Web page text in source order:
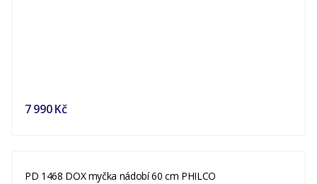
7 990 Kč
PD 1468 DOX myčka nádobí 60 cm PHILCO